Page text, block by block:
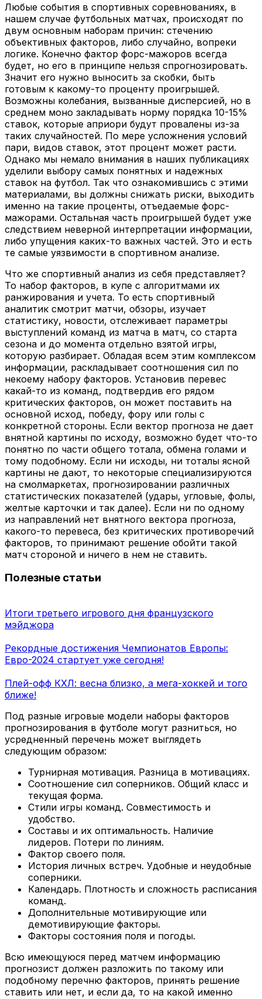
Любые события в спортивных соревнованиях, в
нашем случае футбольных матчах, происходят по
двум основным наборам причин: стечению
объективных факторов, либо случайно, вопреки
логике. Конечно фактор форс-мажоров всегда
будет, но его в принципе нельзя спрогнозировать.
Значит его нужно выносить за скобки, быть
готовым к какому-то проценту проигрышей.
Возможны колебания, вызванные дисперсией, но в
среднем моно закладывать норму порядка 10-15%
ставок, которые априори будут провалены из-за
таких случайностей. По мере усложнения условий
пари, видов ставок, этот процент может расти.
Однако мы немало внимания в наших публикациях
уделили выбору самых понятных и надежных
ставок на футбол. Так что ознакомившись с этими
материалами, вы должны снижать риски, выходить
именно на такие проценты, отъедаемые форс-
мажорами. Остальная часть проигрышей будет уже
следствием неверной интерпретации информации,
либо упущения каких-то важных частей. Это и есть
те самые уязвимости в спортивном анализе.
Что же спортивный анализ из себя представляет?
То набор факторов, в купе с алгоритмами их
ранжирования и учета. То есть спортивный
аналитик смотрит матчи, обзоры, изучает
статистику, новости, отслеживает параметры
выступлений команд из матча в матч, со старта
сезона и до момента отдельно взятой игры,
которую разбирает. Обладая всем этим комплексом
информации, раскладывает соотношения сил по
некоему набору факторов. Установив перевес
какай-то из команд, подтвердив его рядом
критических факторов, он может поставить на
основной исход, победу, фору или голы с
конкретной стороны. Если вектор прогноза не дает
внятной картины по исходу, возможно будет что-то
понятно по части общего тотала, обмена голами и
тому подобному. Если ни исходы, ни тоталы ясной
картины не дают, то некоторые специализируются
на смолмаркетах, прогнозировании различных
статистических показателей (удары, угловые, фолы,
желтые карточки и так далее). Если ни по одному
из направлений нет внятного вектора прогноза,
какого-то перевеса, без критических противоречий
факторов, то принимают решение обойти такой
матч стороной и ничего в нем не ставить.
Полезные статьи
Итоги третьего игрового дня французского
мэйджора
Рекордные достижения Чемпионатов Европы:
Евро-2024 стартует уже сегодня!
Плей-офф КХЛ: весна близко, а мега-хоккей и того
ближе!
Под разные игровые модели наборы факторов
прогнозирования в футболе могут разниться, но
усредненный перечень может выглядеть
следующим образом:
Турнирная мотивация. Разница в мотивациях.
Соотношение сил соперников. Общий класс и
текущая форма.
Стили игры команд. Совместимость и
удобство.
Составы и их оптимальность. Наличие
лидеров. Потери по линиям.
Фактор своего поля.
История личных встреч. Удобные и неудобные
соперники.
Календарь. Плотность и сложность расписания
команд.
Дополнительные мотивирующие или
демотивирующие факторы.
Факторы состояния поля и погоды.
Всю имеющуюся перед матчем информацию
прогнозист должен разложить по такому или
подобному перечню факторов, принять решение
ставить или нет, и если да, то на какой именно